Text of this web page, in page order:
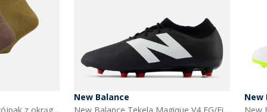
New Balance
New